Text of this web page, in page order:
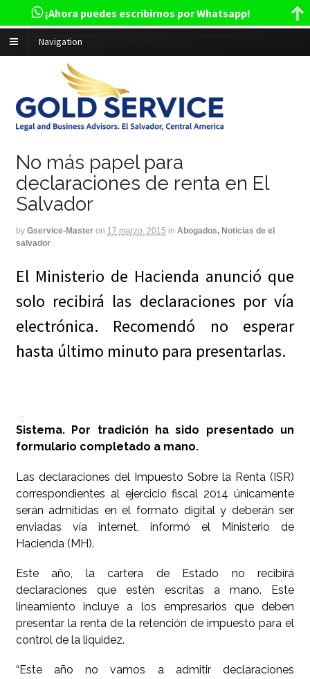
Navigation
No más papel para
declaraciones de renta en El
Salvador
by Gservice-Master on 17 marzo, 2015 in Abogados, Noticias de el
salvador
El Ministerio de Hacienda anunció que
solo recibirá las declaraciones por vía
electrónica. Recomendó no esperar
hasta último minuto para presentarlas.
Sistema. Por tradición ha sido presentado un
formulario completado a mano.
Las declaraciones del Impuesto Sobre la Renta (ISR)
correspondientes al ejercicio fiscal 2014 únicamente
serán admitidas en el formato digital y deberán ser
enviadas vía internet, informó el Ministerio de
Hacienda (MH).
Este año, la cartera de Estado no recibirá
declaraciones que estén escritas a mano. Este
lineamiento incluye a los empresarios que deben
presentar la renta de la retención de impuesto para el
control de la liquidez.
“Este año no vamos a admitir declaraciones
¡Ahora puedes escribirnos por Whatsapp!